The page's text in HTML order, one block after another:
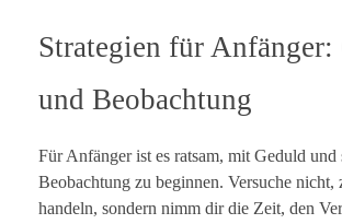
Strategien für Anfänger:
und Beobachtung
Für Anfänger ist es ratsam, mit Geduld und
Beobachtung zu beginnen. Versuche nicht,
handeln, sondern nimm dir die Zeit, den